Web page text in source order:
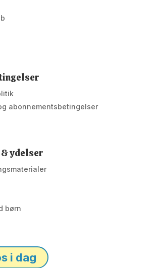
abonnementsbetingelser
ydelser
børn
i dag